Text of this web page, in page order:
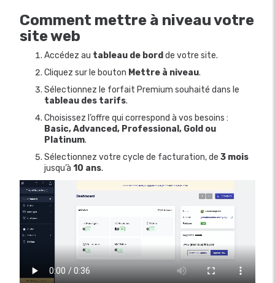
Comment mettre à niveau votre
site web
Accédez au tableau de bord de votre site.
Cliquez sur le bouton Mettre à niveau.
Sélectionnez le forfait Premium souhaité dans le
tableau des tarifs.
Choisissez l’offre qui correspond à vos besoins :
Basic, Advanced, Professional, Gold ou
Platinum.
Sélectionnez votre cycle de facturation, de 3 mois
jusqu’à 10 ans.